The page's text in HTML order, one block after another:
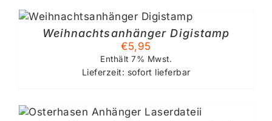
Weihnachtsanhänger Digistamp
€5,95
Enthält 7% Mwst.
Lieferzeit: sofort lieferbar